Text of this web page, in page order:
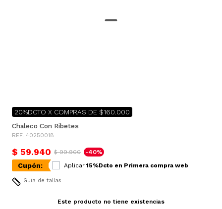
20%DCTO X COMPRAS DE $160.000
Chaleco Con Ribetes
REF. 40250018
$ 59.940 $ 99.900 -40%
Cupón: Aplicar 15%Dcto en Primera compra web
Guia de tallas
Este producto no tiene existencias